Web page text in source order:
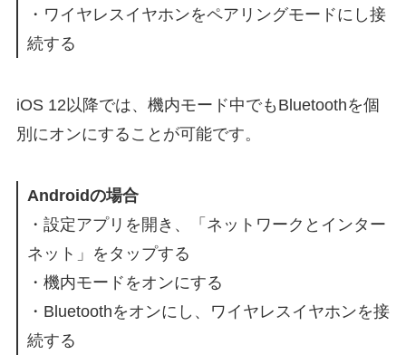
・ワイヤレスイヤホンをペアリングモードにし接
続する
iOS 12以降では、機内モード中でもBluetoothを個
別にオンにすることが可能です。
Androidの場合
・設定アプリを開き、「ネットワークとインター
ネット」をタップする
・機内モードをオンにする
・Bluetoothをオンにし、ワイヤレスイヤホンを接
続する